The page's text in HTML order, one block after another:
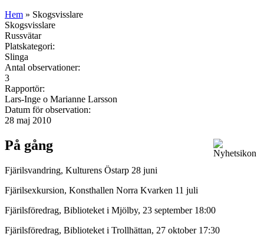
Hem » Skogsvisslare
Skogsvisslare
Russvätar
Platskategori:
Slinga
Antal observationer:
3
Rapportör:
Lars-Inge o Marianne Larsson
Datum för observation:
28 maj 2010
På gång
Fjärilsvandring, Kulturens Östarp 28 juni
Fjärilsexkursion, Konsthallen Norra Kvarken 11 juli
Fjärilsföredrag, Biblioteket i Mjölby, 23 september 18:00
Fjärilsföredrag, Biblioteket i Trollhättan, 27 oktober 17:30